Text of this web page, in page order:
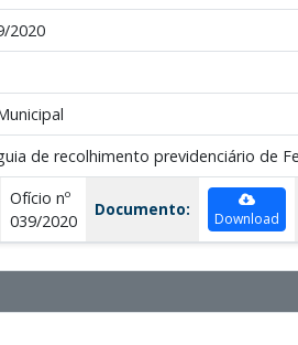
2020
de recolhimento previdenciário de
Ofício nº
039/2020
Documento: Download